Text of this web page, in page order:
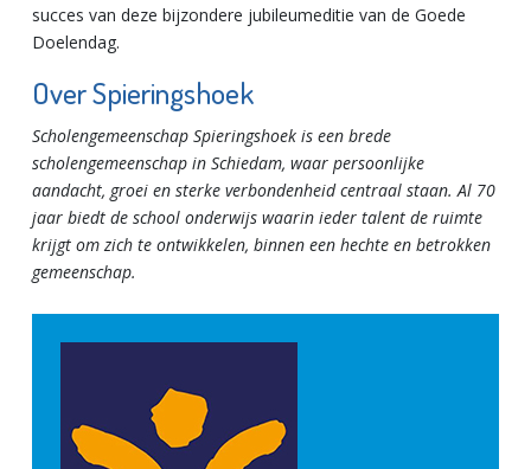
succes van deze bijzondere jubileumeditie van de Goede
Doelendag.
Over Spieringshoek
Scholengemeenschap Spieringshoek is een brede
scholengemeenschap in Schiedam, waar persoonlijke
aandacht, groei en sterke verbondenheid centraal staan. Al 70
jaar biedt de school onderwijs waarin ieder talent de ruimte
krijgt om zich te ontwikkelen, binnen een hechte en betrokken
gemeenschap.